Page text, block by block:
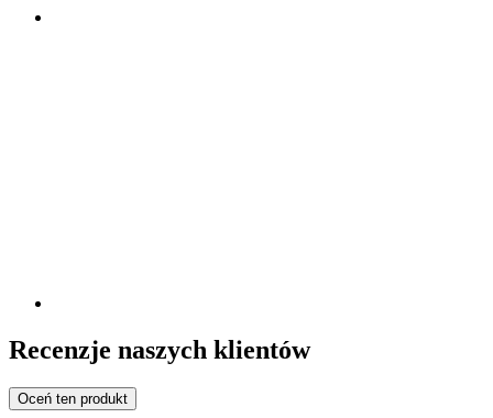
Recenzje naszych klientów
Oceń ten produkt